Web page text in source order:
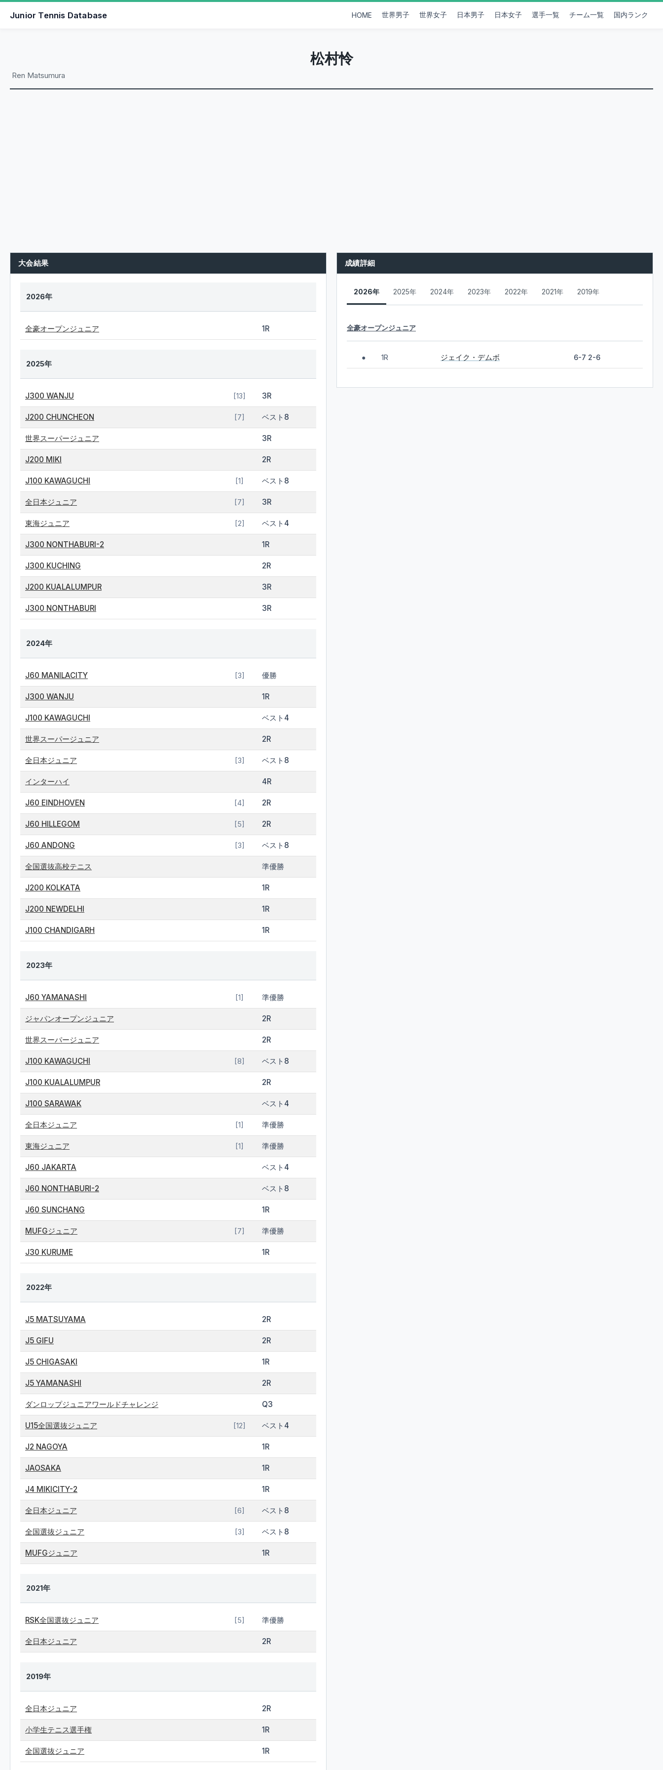
Junior Tennis Database HOME 世界男子 世界女子 日本男子 日本女子 選手一覧 チーム一覧 国内ランク
松村怜
Ren Matsumura
大会結果
2026年
全豪オープンジュニア 1R
2025年
J300 WANJU [13] 3R
J200 CHUNCHEON [7] ベスト8
世界スーパージュニア 3R
J200 MIKI 2R
J100 KAWAGUCHI [1] ベスト8
全日本ジュニア [7] 3R
東海ジュニア [2] ベスト4
J300 NONTHABURI-2 1R
J300 KUCHING 2R
J200 KUALALUMPUR 3R
J300 NONTHABURI 3R
2024年
J60 MANILACITY [3] 優勝
J300 WANJU 1R
J100 KAWAGUCHI ベスト4
世界スーパージュニア 2R
全日本ジュニア [3] ベスト8
インターハイ 4R
J60 EINDHOVEN [4] 2R
J60 HILLEGOM [5] 2R
J60 ANDONG [3] ベスト8
全国選抜高校テニス 準優勝
J200 KOLKATA 1R
J200 NEWDELHI 1R
J100 CHANDIGARH 1R
2023年
J60 YAMANASHI [1] 準優勝
ジャパンオープンジュニア 2R
世界スーパージュニア 2R
J100 KAWAGUCHI [8] ベスト8
J100 KUALALUMPUR 2R
J100 SARAWAK ベスト4
全日本ジュニア [1] 準優勝
東海ジュニア [1] 準優勝
J60 JAKARTA ベスト4
J60 NONTHABURI-2 ベスト8
J60 SUNCHANG 1R
MUFGジュニア [7] 準優勝
J30 KURUME 1R
2022年
J5 MATSUYAMA 2R
J5 GIFU 2R
J5 CHIGASAKI 1R
J5 YAMANASHI 2R
ダンロップジュニアワールドチャレンジ Q3
U15全国選抜ジュニア [12] ベスト4
J2 NAGOYA 1R
JAOSAKA 1R
J4 MIKICITY-2 1R
全日本ジュニア [6] ベスト8
全国選抜ジュニア [3] ベスト8
MUFGジュニア 1R
2021年
RSK全国選抜ジュニア [5] 準優勝
全日本ジュニア 2R
2019年
全日本ジュニア 2R
小学生テニス選手権 1R
全国選抜ジュニア 1R
成績詳細
2026年 2025年 2024年 2023年 2022年 2021年 2019年
全豪オープンジュニア
● 1R ジェイク・デムボ 6-7 2-6